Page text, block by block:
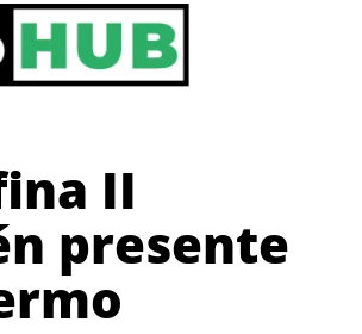
II
presente